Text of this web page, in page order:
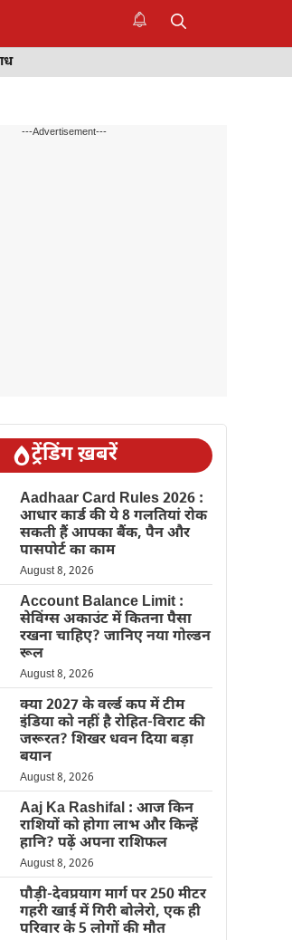
---Advertisement---
ट्रेंडिंग ख़बरें
Aadhaar Card Rules 2026 :
आधार कार्ड की ये 8 गलतियां रोक
सकती हैं आपका बैंक, पैन और
पासपोर्ट का काम
August 8, 2026
Account Balance Limit :
सेविंग्स अकाउंट में कितना पैसा
रखना चाहिए? जानिए नया गोल्डन
रूल
August 8, 2026
क्या 2027 के वर्ल्ड कप में टीम
इंडिया को नहीं है रोहित-विराट की
जरूरत? शिखर धवन दिया बड़ा
बयान
August 8, 2026
Aaj Ka Rashifal : आज किन
राशियों को होगा लाभ और किन्हें
हानि? पढ़ें अपना राशिफल
August 8, 2026
पौड़ी-देवप्रयाग मार्ग पर 250 मीटर
गहरी खाई में गिरी बोलेरो, एक ही
परिवार के 5 लोगों की मौत